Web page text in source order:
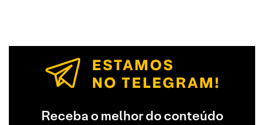
Receba o melhor do conteúdo